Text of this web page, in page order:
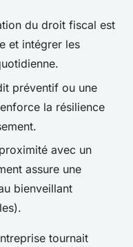
du droit fiscal est
et intégrer les
préventif ou une
la résilience
avec un
assure une
bienveillant
tournait